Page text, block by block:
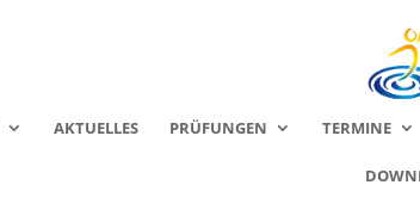
AKTUELLES PRÜFUNGEN TERMINE